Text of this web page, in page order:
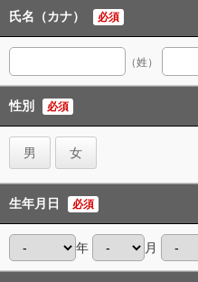
氏名（カナ） 必須
（姓）
性別 必須
男 女
生年月日 必須
年 月